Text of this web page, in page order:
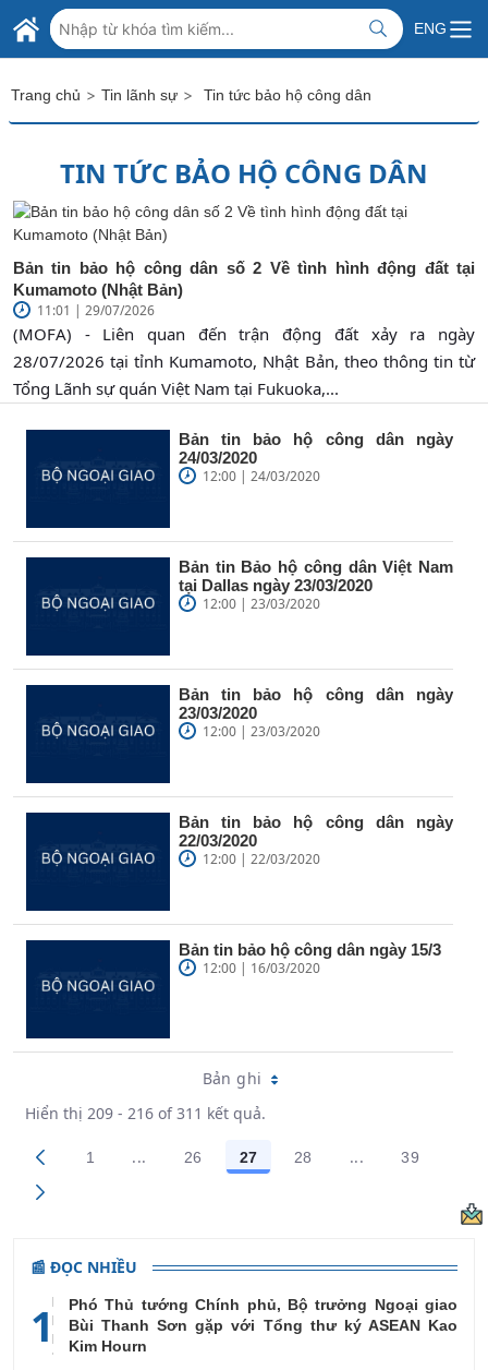
Skip to Main Content
BỘ NGOẠI GIAO VIỆT NAM
MINISTRY OF FOREIGN AFFAIRS
ENG
Trang chủ > Tin lãnh sự > Tin tức bảo hộ công dân
TIN TỨC BẢO HỘ CÔNG DÂN
Bản tin bảo hộ công dân số 2 Về tình hình động đất tại
Kumamoto (Nhật Bản)
11:01 | 29/07/2026
(MOFA) - Liên quan đến trận động đất xảy ra ngày
28/07/2026 tại tỉnh Kumamoto, Nhật Bản, theo thông tin từ
Tổng Lãnh sự quán Việt Nam tại Fukuoka,...
Bản tin bảo hộ công dân ngày
24/03/2020
12:00 | 24/03/2020
Bản tin Bảo hộ công dân Việt Nam
tại Dallas ngày 23/03/2020
12:00 | 23/03/2020
Bản tin bảo hộ công dân ngày
23/03/2020
12:00 | 23/03/2020
Bản tin bảo hộ công dân ngày
22/03/2020
12:00 | 22/03/2020
Bản tin bảo hộ công dân ngày 15/3
12:00 | 16/03/2020
Bản ghi
Hiển thị 209 - 216 of 311 kết quả.
Các trang trên cổng
1 ...Trang trung gian Use TAB to navigate.
Các trang trên cổng
26 Các trang trên cổng
27 Các trang trên cổng
28 ...Trang trung
Các
39
📰 ĐỌC NHIỀU
1
Phó Thủ tướng Chính phủ, Bộ trưởng Ngoại giao
Bùi Thanh Sơn gặp với Tổng thư ký ASEAN Kao
Kim Hourn